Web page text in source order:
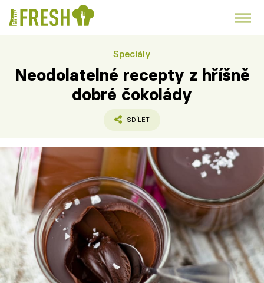
Polévky k večeři
Česká kuchyně Čokoláda
Témata
Recepty
Články
TV Program
Škola vaření
Speciály
Neodolatelné recepty z hříšně
dobré čokolády
SDÍLET